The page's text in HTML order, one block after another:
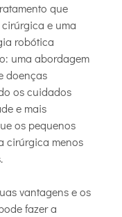
que
e uma
robótica
uma abordagem
doenças
os cuidados
e mais
os pequenos
cirúrgica menos
vantagens e os
fazer a